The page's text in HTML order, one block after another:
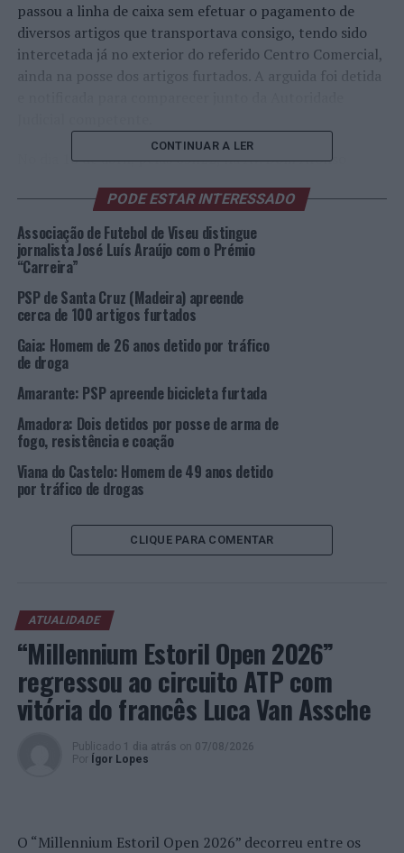
passou a linha de caixa sem efetuar o pagamento de
diversos artigos que transportava consigo, tendo sido
intercetada já no exterior do referido Centro Comercial,
ainda na posse dos artigos furtados. A arguida foi detida
No dia 18 de abril, pelas 03h22, na Av. Dom Afonso
por condução de veículo automóvel com uma TAS (taxa
de álcool no sangue) de 1,45g/l, sendo que também não
possuía habilitação legal para condução de veiculo
automóvel.
O mesmo cidadão, pelas 04h30, na Av. Quinta da Alagoa,
foi novamente intercetado pela Polícia, a conduzir um
veículo automóvel, pelo que foi, novamente, detido. O
mesmo voltou a ser submetido ao teste de alcoolemia,
tendo acusado uma TAS de 1,35g/l no sangue.
Os detidos foram notificados para comparência no
Tribunal Judicial da cidade.
Foto: DR.
TÓPICOS RELACIONADOS: CRIMINALIDADE
Católica Porto Business School revalida posição
internacional
NÃO PERCA
Distrito de Braga: PSP faz 25 detenções durante o fim
de semana
CONTINUAR A LER
PODE ESTAR INTERESSADO
Associação de Futebol de Viseu distingue
jornalista José Luís Araújo com o Prémio
“Carreira”
PSP de Santa Cruz (Madeira) apreende
cerca de 100 artigos furtados
Gaia: Homem de 26 anos detido por tráfico
de droga
Amarante: PSP apreende bicicleta furtada
Amadora: Dois detidos por posse de arma de
fogo, resistência e coação
Viana do Castelo: Homem de 49 anos detido
por tráfico de drogas
CLIQUE PARA COMENTAR
ATUALIDADE
“Millennium Estoril Open 2026”
regressou ao circuito ATP com
vitória do francês Luca Van Assche
Publicado 1 dia atrás on 07/08/2026
Por
Ígor Lopes
O “Millennium Estoril Open 2026” decorreu entre os